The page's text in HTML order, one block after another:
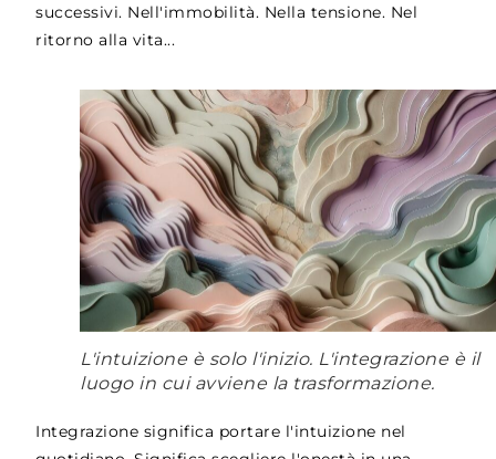
successivi. Nell'immobilità. Nella tensione. Nel
ritorno alla vita...
L'intuizione è solo l'inizio. L'integrazione è il
luogo in cui avviene la trasformazione.
Integrazione significa portare l'intuizione nel